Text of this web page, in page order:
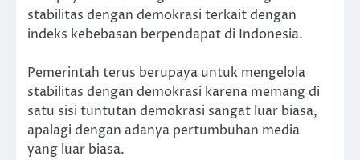
stabilitas dengan demokrasi terkait dengan
indeks kebebasan berpendapat di Indonesia.
Pemerintah terus berupaya untuk mengelola
stabilitas dengan demokrasi karena memang di
satu sisi tuntutan demokrasi sangat luar biasa,
apalagi dengan adanya pertumbuhan media
yang luar biasa.